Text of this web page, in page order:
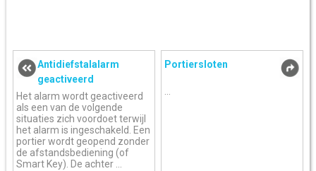
Antidiefstalalarm
geactiveerd
Het alarm wordt geactiveerd
als een van de volgende
situaties zich voordoet terwijl
het alarm is ingeschakeld. Een
portier wordt geopend zonder
de afstandsbediening (of
Smart Key). De achter ...
Portiersloten
...